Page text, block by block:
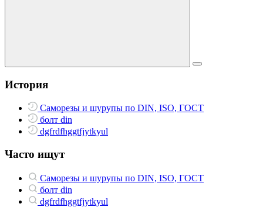
История
Саморезы и шурупы по DIN, ISO, ГОСТ
болт din
dgfrdfhggtfjytkyul
Часто ищут
Саморезы и шурупы по DIN, ISO, ГОСТ
болт din
dgfrdfhggtfjytkyul